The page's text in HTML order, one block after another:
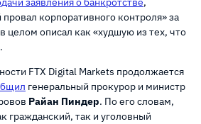
корпоративного контроля» за
целом описал как «худшую из тех, что
FTX Digital Markets продолжается
генеральный прокурор и министр
Райан Пиндер. По его словам,
гражданский, так и уголовный